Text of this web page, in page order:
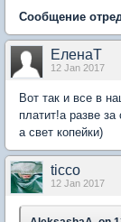
Сообщение
ЕленаТ
12 Jan 2017
Вот так и все в
платит!а разве
а свет копейки)
ticco
12 Jan 2017